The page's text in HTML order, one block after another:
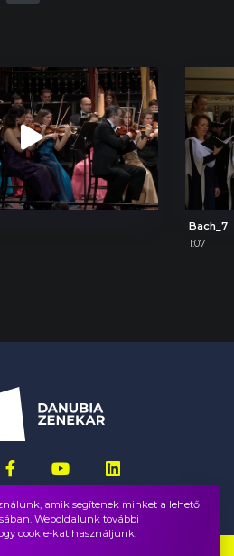
Bach_7
1:07
amik segítenek minket a lehető
Weboldalunk további
cookie-kat használjunk.